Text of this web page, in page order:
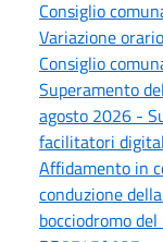
Consiglio
Variazione
Consiglio
Superamento
agosto 2026 -
facilitatori
Affidamento in
conduzione
bocciodromo